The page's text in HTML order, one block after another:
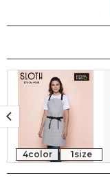
4color 1size